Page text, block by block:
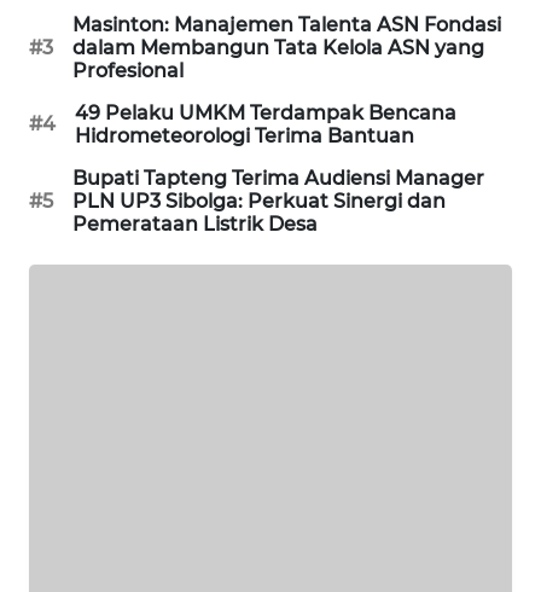
#3
Masinton: Manajemen Talenta ASN Fondasi
dalam Membangun Tata Kelola ASN yang
Profesional
#4
49 Pelaku UMKM Terdampak Bencana
Hidrometeorologi Terima Bantuan
#5
Bupati Tapteng Terima Audiensi Manager
PLN UP3 Sibolga: Perkuat Sinergi dan
Pemerataan Listrik Desa
NEWS
SIBARAGAS
NEWS
METRO
SIANTAR
NEWS